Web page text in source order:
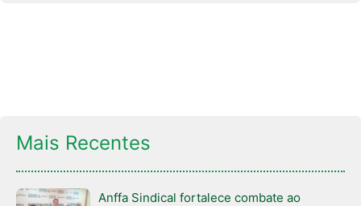
Mais Recentes
Anffa Sindical fortalece combate ao